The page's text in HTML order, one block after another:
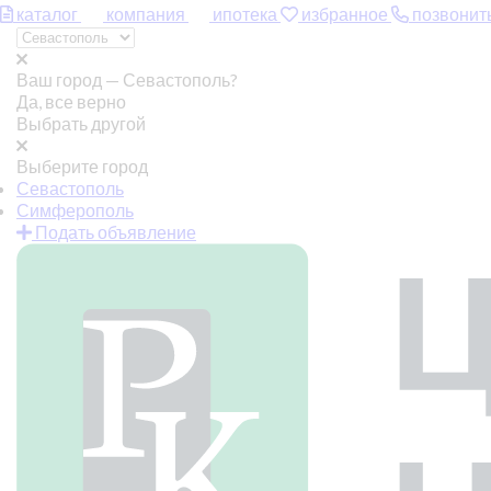
каталог компания ипотека избранное
Ваш город — Севастополь?
Да, все верно
Выбрать другой
Выберите город
Севастополь
Симферополь
Подать объявление